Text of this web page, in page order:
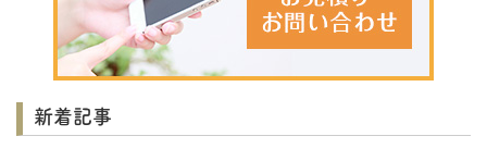
新着記事